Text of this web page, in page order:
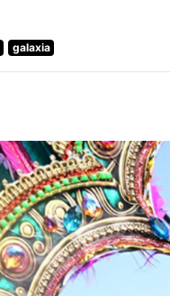
galaxia